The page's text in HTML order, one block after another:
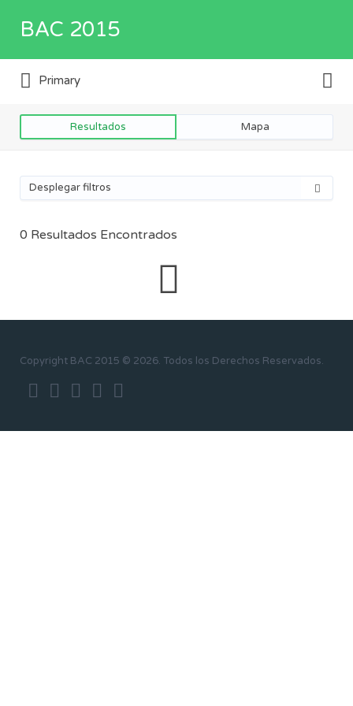
BAC 2015
Directorio de empresas y servicios
por:
Primary
Resultados Mapa
Desplegar filtros
0 Resultados Encontrados
Copyright BAC 2015 © 2026. Todos los Derechos Reservados.